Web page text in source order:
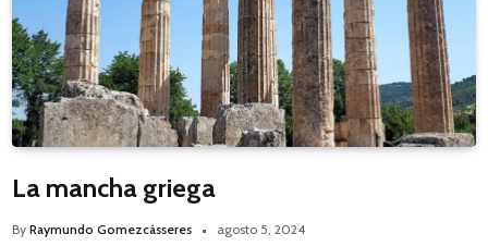
La mancha griega
By Raymundo Gomezcásseres agosto 5, 2024